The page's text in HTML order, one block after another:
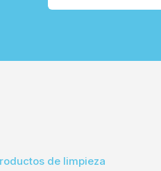
de limpieza